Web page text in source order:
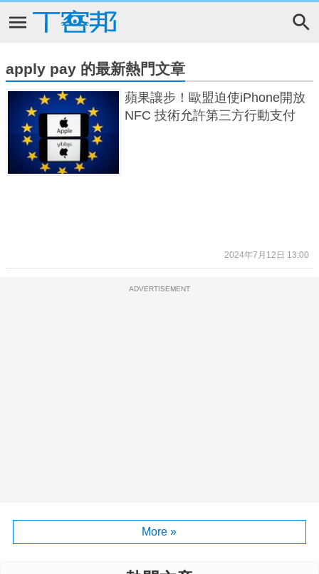
apply pay 的最新熱門文章
蘋果讓步！歐盟迫使iPhone開放
NFC 技術允許第三方行動支付
2024年7月12日 13:00
ADVERTISEMENT
More »